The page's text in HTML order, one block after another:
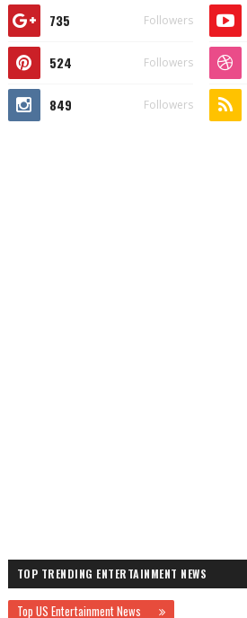
735 Followers
524 Followers
849 Followers
TOP TRENDING ENTERTAINMENT NEWS
Top US Entertainment News